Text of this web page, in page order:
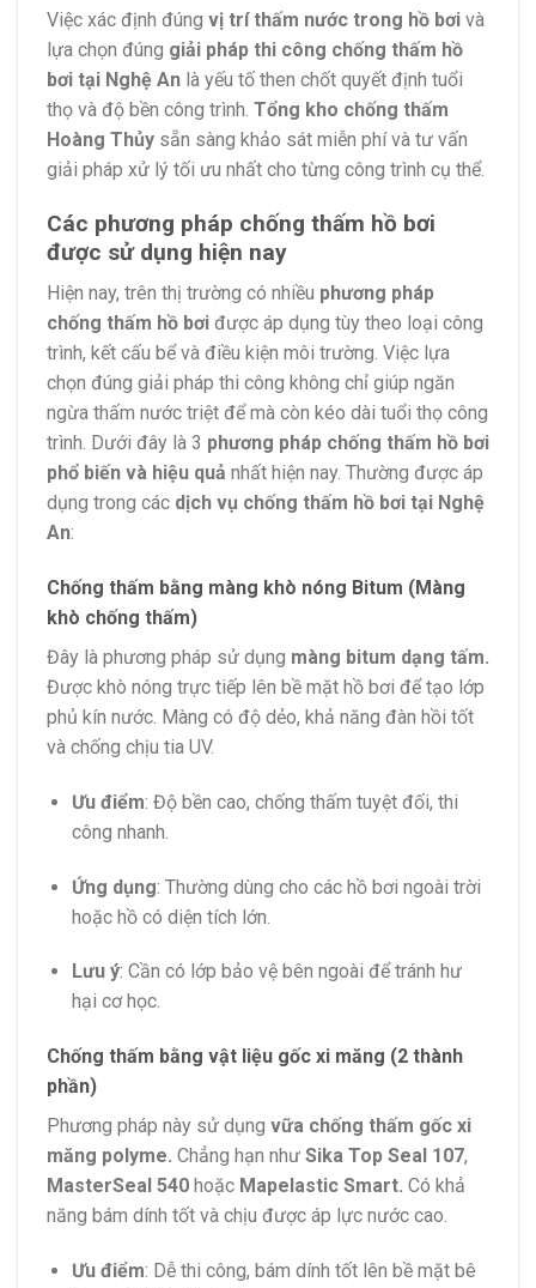
Việc xác định đúng vị trí thấm nước trong hồ bơi và
lựa chọn đúng giải pháp thi công chống thấm hồ
bơi tại Nghệ An là yếu tố then chốt quyết định tuổi
thọ và độ bền công trình. Tổng kho chống thấm
Hoàng Thủy sẵn sàng khảo sát miễn phí và tư vấn
giải pháp xử lý tối ưu nhất cho từng công trình cụ thể.
Các phương pháp chống thấm hồ bơi
được sử dụng hiện nay
Hiện nay, trên thị trường có nhiều phương pháp
chống thấm hồ bơi được áp dụng tùy theo loại công
trình, kết cấu bể và điều kiện môi trường. Việc lựa
chọn đúng giải pháp thi công không chỉ giúp ngăn
ngừa thấm nước triệt để mà còn kéo dài tuổi thọ công
trình. Dưới đây là 3 phương pháp chống thấm hồ bơi
phổ biến và hiệu quả nhất hiện nay. Thường được áp
dụng trong các dịch vụ chống thấm hồ bơi tại Nghệ
An:
Chống thấm bằng màng khò nóng Bitum (Màng
khò chống thấm)
Đây là phương pháp sử dụng màng bitum dạng tấm.
Được khò nóng trực tiếp lên bề mặt hồ bơi để tạo lớp
phủ kín nước. Màng có độ dẻo, khả năng đàn hồi tốt
và chống chịu tia UV.
Ưu điểm: Độ bền cao, chống thấm tuyệt đối, thi
công nhanh.
Ứng dụng: Thường dùng cho các hồ bơi ngoài trời
hoặc hồ có diện tích lớn.
Lưu ý: Cần có lớp bảo vệ bên ngoài để tránh hư
hại cơ học.
Chống thấm bằng vật liệu gốc xi măng (2 thành
phần)
Phương pháp này sử dụng vữa chống thấm gốc xi
măng polyme. Chẳng hạn như Sika Top Seal 107,
MasterSeal 540 hoặc Mapelastic Smart. Có khả
năng bám dính tốt và chịu được áp lực nước cao.
Ưu điểm: Dễ thi công, bám dính tốt lên bề mặt bê